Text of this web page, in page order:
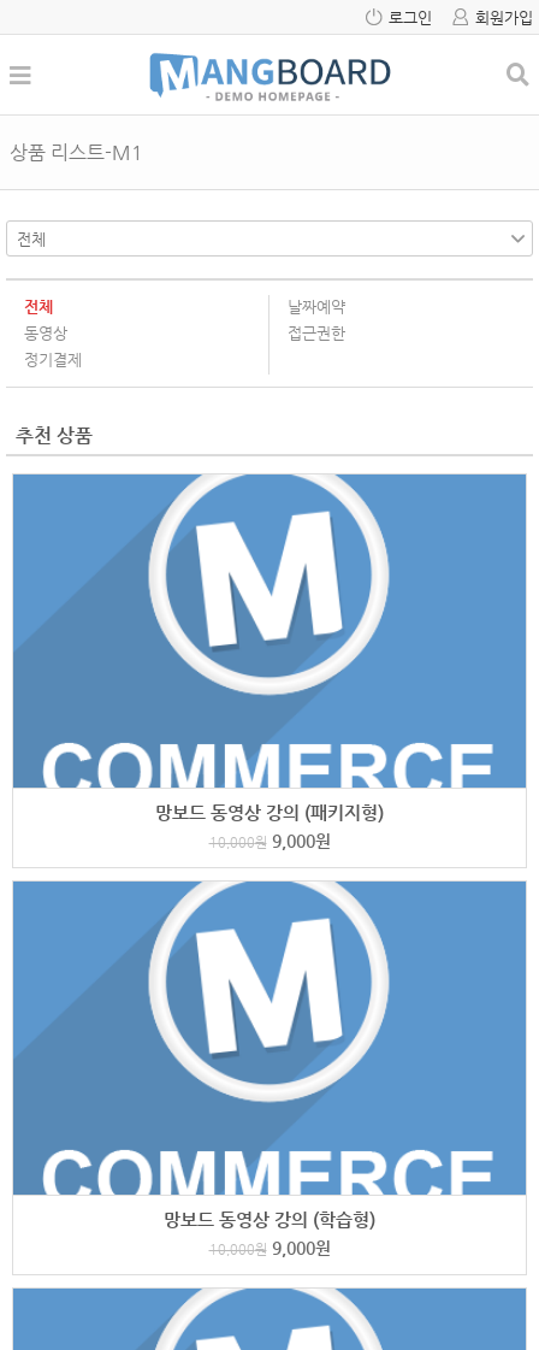
로그인 회원가입
상품 리스트-M1
전체
날짜예약
동영상
접근권한
정기결제
추천 상품
망보드 동영상 강의 (패키지형)
10,000원 9,000원
망보드 동영상 강의 (학습형)
10,000원 9,000원